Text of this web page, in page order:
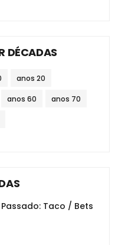
DÉCADAS
anos 20
anos 60 anos 70
Taco / Bets